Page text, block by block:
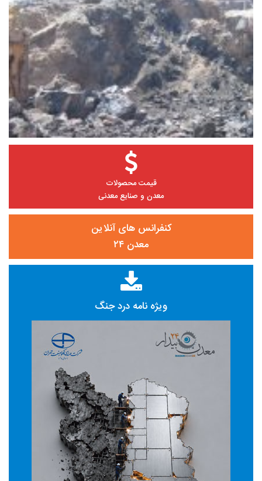
قیمت محصولات
معدن و صنایع معدنی
کنفرانس های آنلاین
معدن ۲۴
ویژه نامه درد جنگ